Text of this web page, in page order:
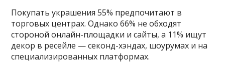
Покупать украшения 55% предпочитают в
торговых центрах. Однако 66% не обходят
стороной онлайн-площадки и сайты, а 11% ищут
декор в ресейле — секонд-хэндах, шоурумах и на
специализированных платформах.